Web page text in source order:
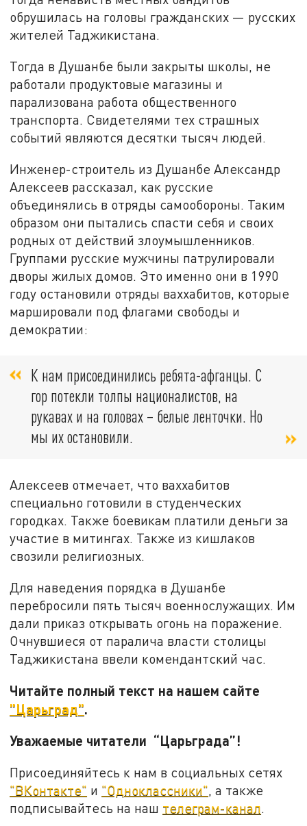
обрушилась на головы гражданских — русских
жителей Таджикистана.
Тогда в Душанбе были закрыты школы, не
работали продуктовые магазины и
парализована работа общественного
транспорта. Свидетелями тех страшных
событий являются десятки тысяч людей.
Инженер-строитель из Душанбе Александр
Алексеев рассказал, как русские
объединялись в отряды самообороны. Таким
образом они пытались спасти себя и своих
родных от действий злоумышленников.
Группами русские мужчины патрулировали
дворы жилых домов. Это именно они в 1990
году остановили отряды ваххабитов, которые
маршировали под флагами свободы и
демократии:
К нам присоединились ребята-афганцы. С
гор потекли толпы националистов, на
рукавах и на головах – белые ленточки. Но
мы их остановили.
Алексеев отмечает, что ваххабитов
специально готовили в студенческих
городках. Также боевикам платили деньги за
участие в митингах. Также из кишлаков
свозили религиозных.
Для наведения порядка в Душанбе
перебросили пять тысяч военнослужащих. Им
дали приказ открывать огонь на поражение.
Очнувшиеся от паралича власти столицы
Таджикистана ввели комендантский час.
Читайте полный текст на нашем сайте
"Царьград".
Уважаемые читатели “Царьграда”!
Присоединяйтесь к нам в социальных сетях
"ВКонтакте" и "Одноклассники", а также
подписывайтесь на наш телеграм-канал.